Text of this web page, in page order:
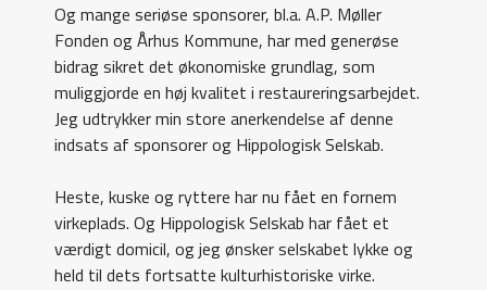
Og mange seriøse sponsorer, bl.a. A.P. Møller
Fonden og Århus Kommune, har med generøse
bidrag sikret det økonomiske grundlag, som
muliggjorde en høj kvalitet i restaureringsarbejdet.
Jeg udtrykker min store anerkendelse af denne
indsats af sponsorer og Hippologisk Selskab.
Heste, kuske og ryttere har nu fået en fornem
virkeplads. Og Hippologisk Selskab har fået et
værdigt domicil, og jeg ønsker selskabet lykke og
held til dets fortsatte kulturhistoriske virke.